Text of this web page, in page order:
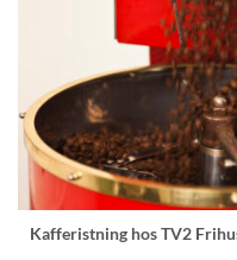
Kafferistning hos TV2